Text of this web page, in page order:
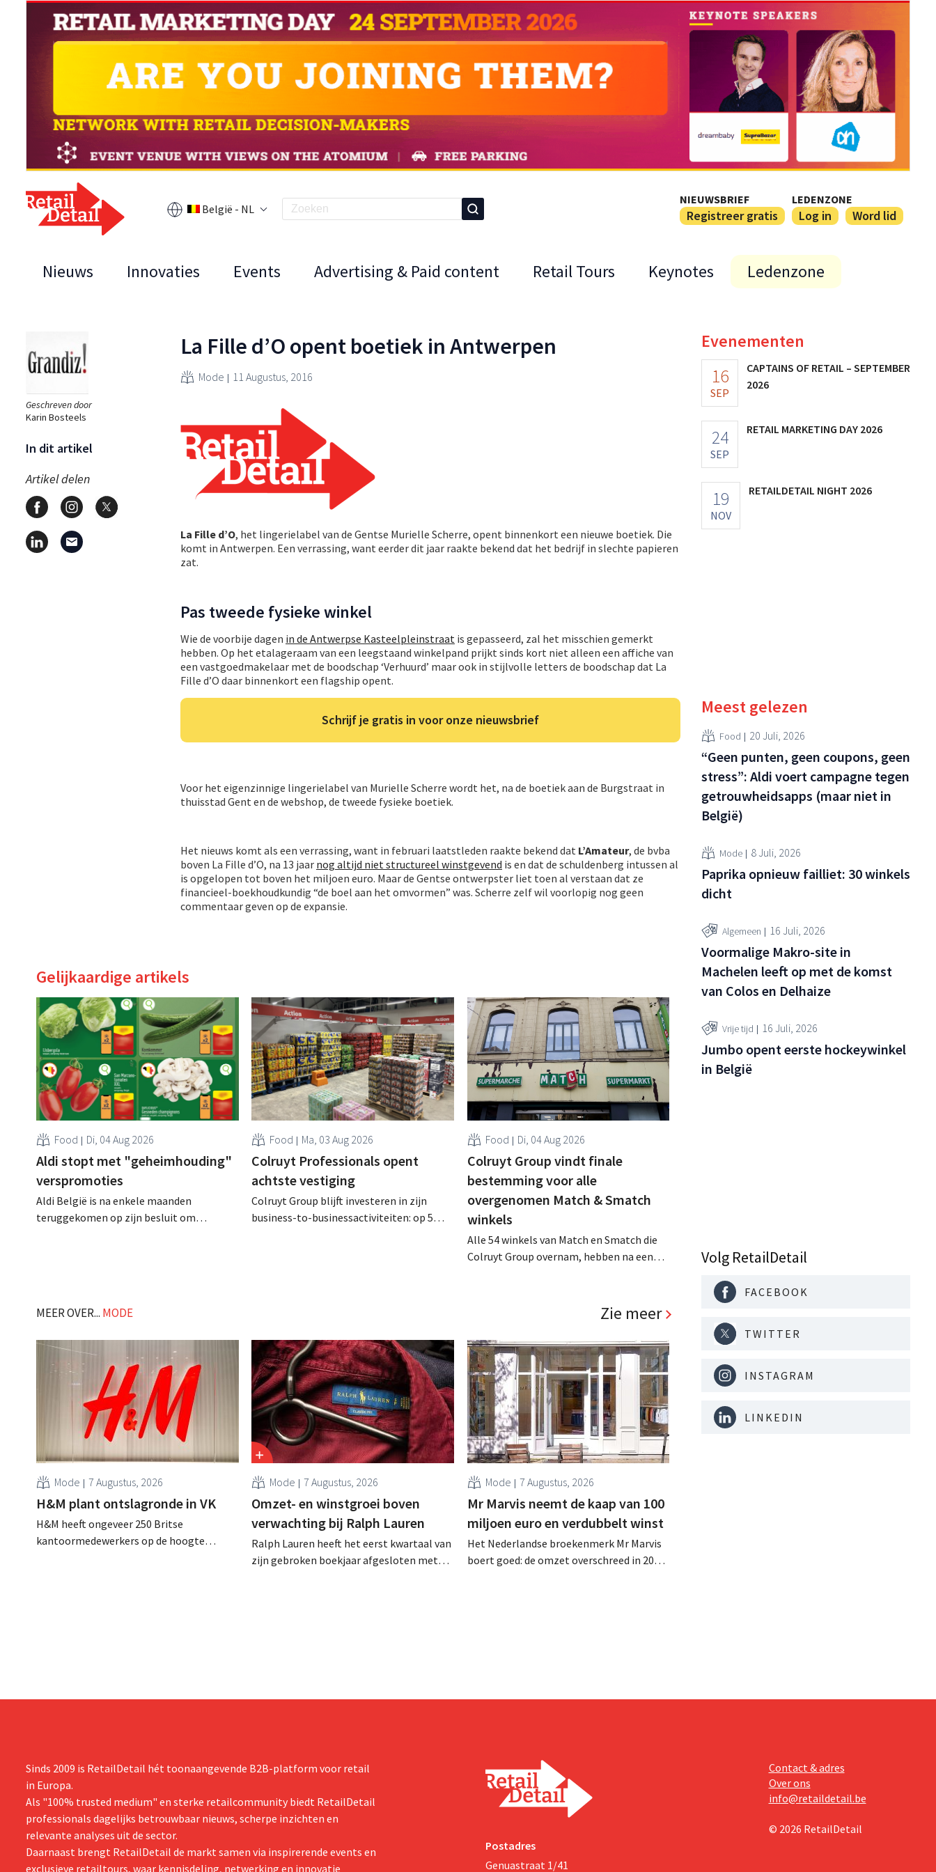
België - NL
NIEUWSBRIEF
Registreer gratis
LEDENZONE
Log in Word lid
Nieuws Innovaties Events Advertising & Paid content Retail Tours Keynotes Ledenzone
Geschreven door
Karin Bosteels
In dit artikel
Artikel delen
La Fille d’O opent boetiek in Antwerpen
Mode 11 Augustus, 2016
La Fille d’O, het lingerielabel van de Gentse Murielle Scherre, opent binnenkort een nieuwe boetiek. Die
komt in Antwerpen. Een verrassing, want eerder dit jaar raakte bekend dat het bedrijf in slechte papieren
zat.
Pas tweede fysieke winkel
Wie de voorbije dagen in de Antwerpse Kasteelpleinstraat is gepasseerd, zal het misschien gemerkt
hebben. Op het etalageraam van een leegstaand winkelpand prijkt sinds kort niet alleen een affiche van
een vastgoedmakelaar met de boodschap ‘Verhuurd’ maar ook in stijlvolle letters de boodschap dat La
Fille d’O daar binnenkort een flagship opent.
Schrijf je gratis in voor onze nieuwsbrief
Voor het eigenzinnige lingerielabel van Murielle Scherre wordt het, na de boetiek aan de Burgstraat in
thuisstad Gent en de webshop, de tweede fysieke boetiek.
Het nieuws komt als een verrassing, want in februari laatstleden raakte bekend dat L’Amateur, de bvba
boven La Fille d’O, na 13 jaar nog altijd niet structureel winstgevend is en dat de schuldenberg intussen al
is opgelopen tot boven het miljoen euro. Maar de Gentse ontwerpster liet toen al verstaan dat ze
financieel-boekhoudkundig “de boel aan het omvormen” was. Scherre zelf wil voorlopig nog geen
commentaar geven op de expansie.
Gelijkaardige artikels
Food Di, 04 Aug 2026
Aldi stopt met "geheimhouding"
verspromoties
Aldi België is na enkele maanden
teruggekomen op zijn besluit om
Food Ma, 03 Aug 2026
Colruyt Professionals opent
achtste vestiging
Colruyt Group blijft investeren in zijn
business-to-businessactiviteiten: op 5
Food Di, 04 Aug 2026
Colruyt Group vindt finale
bestemming voor alle
overgenomen Match & Smatch
winkels
Alle 54 winkels van Match en Smatch die
Colruyt Group overnam, hebben na een
die bestemming voor sommige panden
MEER OVER... MODE Zie meer
Mode 7 Augustus, 2026
H&M plant ontslagronde in VK
H&M heeft ongeveer 250 Britse
kantoormedewerkers op de hoogte
Mode 7 Augustus, 2026
Omzet- en winstgroei boven
verwachting bij Ralph Lauren
Ralph Lauren heeft het eerst kwartaal van
zijn gebroken boekjaar afgesloten met
Mode 7 Augustus, 2026
Mr Marvis neemt de kaap van 100
miljoen euro en verdubbelt winst
Het Nederlandse broekenmerk Mr Marvis
boert goed: de omzet overschreed in 2025
Evenementen
16
SEP
CAPTAINS OF RETAIL – SEPTEMBER
2026
24
SEP
RETAIL MARKETING DAY 2026
19
NOV
RETAILDETAIL NIGHT 2026
Meest gelezen
Food 20 Juli, 2026
“Geen punten, geen coupons, geen
stress”: Aldi voert campagne tegen
getrouwheidsapps (maar niet in
België)
Mode 8 Juli, 2026
Paprika opnieuw failliet: 30 winkels
dicht
Algemeen 16 Juli, 2026
Voormalige Makro-site in
Machelen leeft op met de komst
van Colos en Delhaize
Vrije tijd 16 Juli, 2026
Jumbo opent eerste hockeywinkel
in België
Volg RetailDetail
FACEBOOK
TWITTER
INSTAGRAM
LINKEDIN
Sinds 2009 is RetailDetail hét toonaangevende B2B-platform voor retail
in Europa.
Als "100% trusted medium" en sterke retailcommunity biedt RetailDetail
professionals dagelijks betrouwbaar nieuws, scherpe inzichten en
relevante analyses uit de sector.
Daarnaast brengt RetailDetail de markt samen via inspirerende events en
exclusieve retailtours, waar kennisdeling, netwerking en innovatie
Postadres
Genuastraat 1/41
Contact & adres
Over ons
info@retaildetail.be
© 2026 RetailDetail